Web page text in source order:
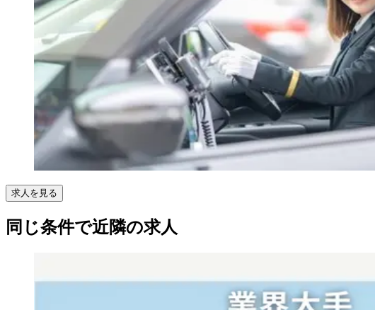
求人を見る
同じ条件で近隣の求人